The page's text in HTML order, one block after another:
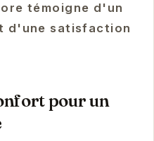
témoigne d'un
d'une satisfaction
pour un